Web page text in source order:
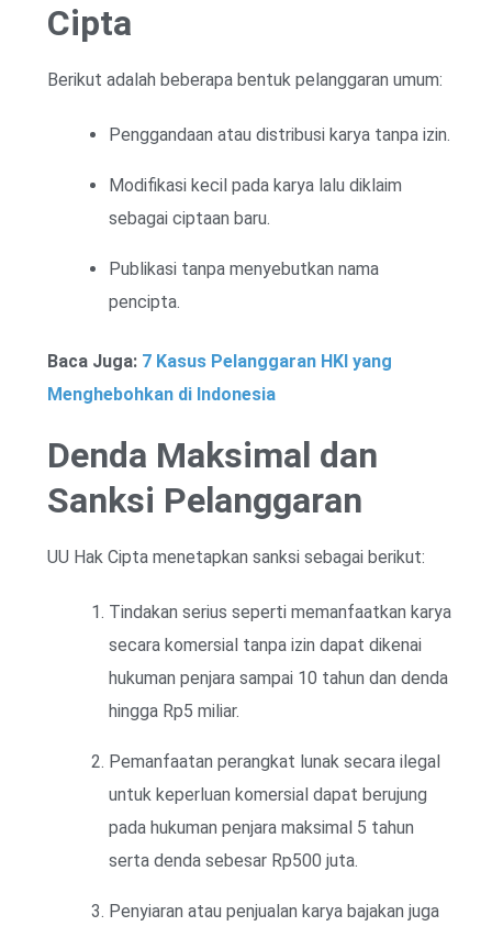
Cipta
Berikut adalah beberapa bentuk pelanggaran umum:
Penggandaan atau distribusi karya tanpa izin.
Modifikasi kecil pada karya lalu diklaim
sebagai ciptaan baru.
Publikasi tanpa menyebutkan nama
pencipta.
Baca Juga: 7 Kasus Pelanggaran HKI yang
Menghebohkan di Indonesia
Denda Maksimal dan
Sanksi Pelanggaran
UU Hak Cipta menetapkan sanksi sebagai berikut:
Tindakan serius seperti memanfaatkan karya
secara komersial tanpa izin dapat dikenai
hukuman penjara sampai 10 tahun dan denda
hingga Rp5 miliar.
Pemanfaatan perangkat lunak secara ilegal
untuk keperluan komersial dapat berujung
pada hukuman penjara maksimal 5 tahun
serta denda sebesar Rp500 juta.
Penyiaran atau penjualan karya bajakan juga